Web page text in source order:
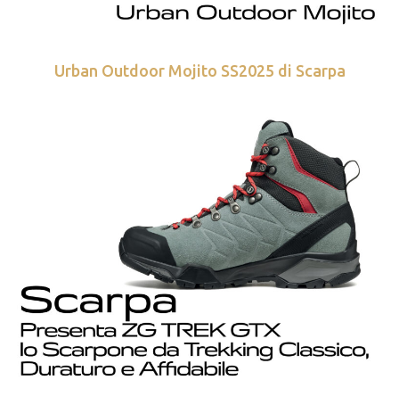
Urban Outdoor Mojito SS2025 di Scarpa